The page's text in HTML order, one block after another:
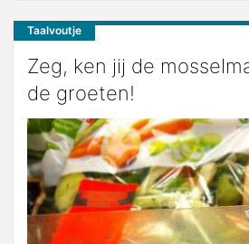
Taalvoutje
Zeg, ken jij de
de groeten!